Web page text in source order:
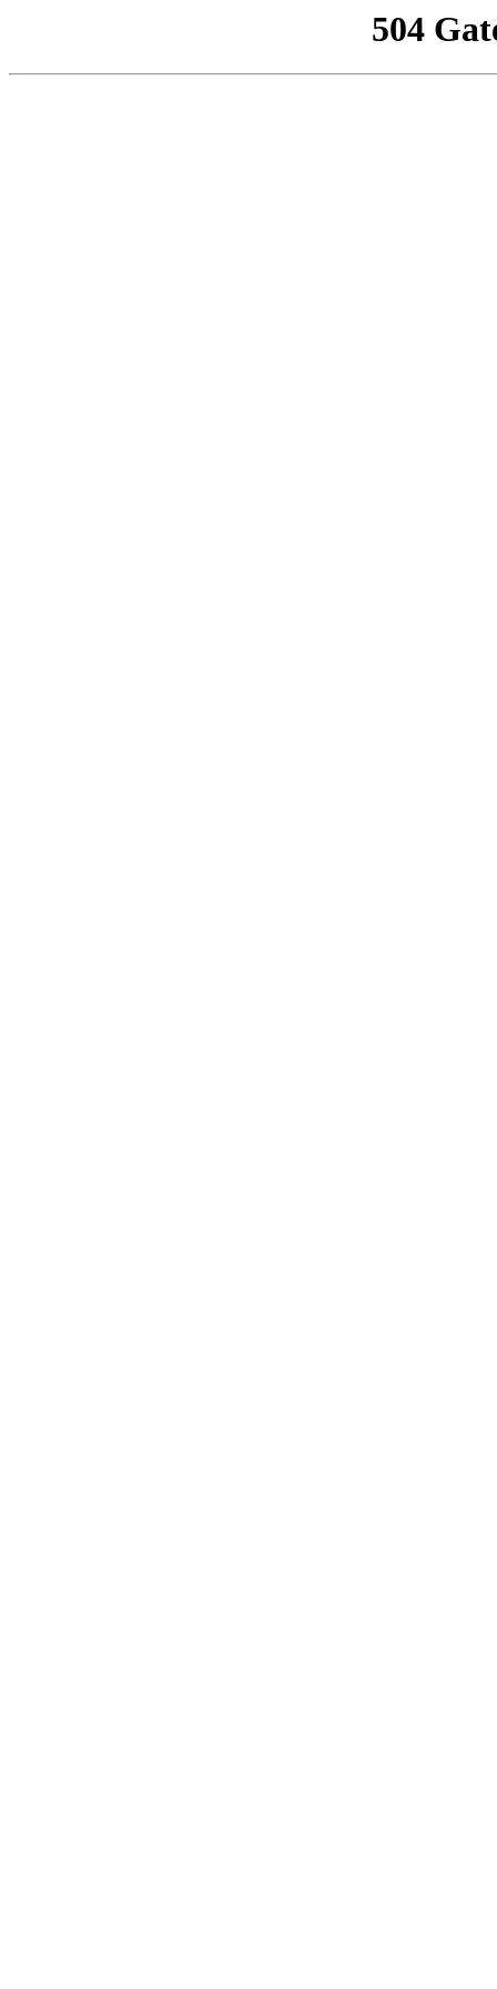
504